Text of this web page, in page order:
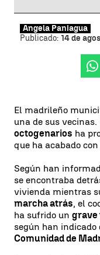
Ángela Paniagua
Publicado: 14 de
El madrileño
una de sus
octogenarios ha
que ha acabado
Según han
se encontraba
vivienda mientras
marcha atrás, el
ha sufrido un grave
según han indicado
Comunidad de